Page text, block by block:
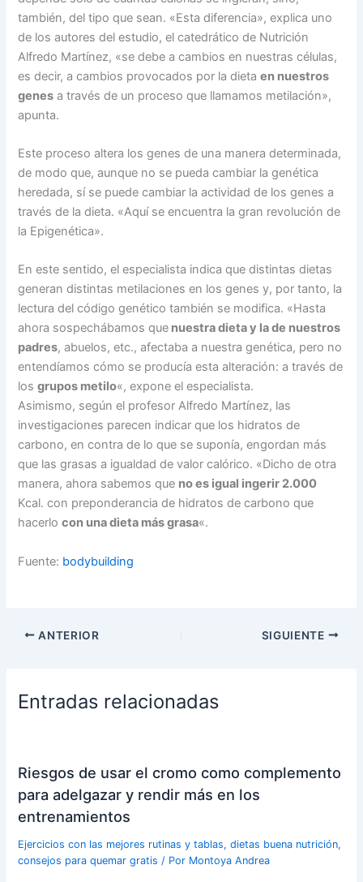
también, del tipo que sean. «Esta diferencia», explica uno
de los autores del estudio, el catedrático de Nutrición
Alfredo Martínez, «se debe a cambios en nuestras células,
es decir, a cambios provocados por la dietaen nuestros
genes a través de un proceso que llamamos metilación»,
apunta.
Este proceso altera los genes de una manera determinada,
de modo que, aunque no se pueda cambiar la genética
heredada, sí se puede cambiar la actividad de los genes a
través de la dieta. «Aquí se encuentra la gran revolución de
la Epigenética».
En este sentido, el especialista indica que distintas dietas
generan distintas metilaciones en los genes y, por tanto, la
lectura del código genético también se modifica. «Hasta
ahora sospechábamos que nuestra dieta y la de nuestros
padres, abuelos, etc., afectaba a nuestra genética, pero no
entendíamos cómo se producía esta alteración: a través de
losgrupos metilo«, expone el especialista.
Asimismo, según el profesor Alfredo Martínez, las
investigaciones parecen indicar que los hidratos de
carbono, en contra de lo que se suponía, engordan más
que las grasas a igualdad de valor calórico. «Dicho de otra
manera, ahora sabemos que no es igual ingerir 2.000
Kcal. con preponderancia de hidratos de carbono que
hacerlocon una dieta más grasa«.
Fuente: bodybuilding
ANTERIOR SIGUIENTE
Entradas relacionadas
Riesgos de usar el cromo como complemento
para adelgazar y rendir más en los
entrenamientos
Ejercicios con las mejores rutinas y tablas, dietas buena nutrición,
consejos para quemar gratis / Por Montoya Andrea